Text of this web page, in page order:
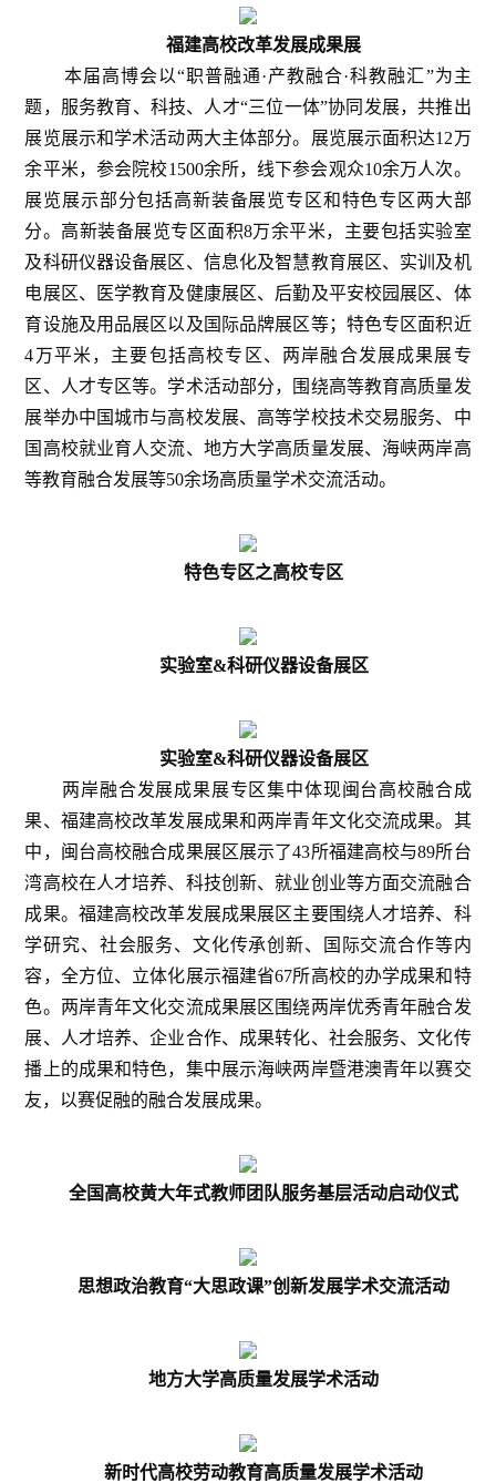
福建高校改革发展成果展
本届高博会以“职普融通·产教融合·科教融汇”为主
题，服务教育、科技、人才“三位一体”协同发展，共推出
展览展示和学术活动两大主体部分。展览展示面积达12万
余平米，参会院校1500余所，线下参会观众10余万人次。
展览展示部分包括高新装备展览专区和特色专区两大部
分。高新装备展览专区面积8万余平米，主要包括实验室
及科研仪器设备展区、信息化及智慧教育展区、实训及机
电展区、医学教育及健康展区、后勤及平安校园展区、体
育设施及用品展区以及国际品牌展区等；特色专区面积近
4万平米，主要包括高校专区、两岸融合发展成果展专
区、人才专区等。学术活动部分，围绕高等教育高质量发
展举办中国城市与高校发展、高等学校技术交易服务、中
国高校就业育人交流、地方大学高质量发展、海峡两岸高
等教育融合发展等50余场高质量学术交流活动。
特色专区之高校专区
实验室&科研仪器设备展区
实验室&科研仪器设备展区
两岸融合发展成果展专区集中体现闽台高校融合成
果、福建高校改革发展成果和两岸青年文化交流成果。其
中，闽台高校融合成果展区展示了43所福建高校与89所台
湾高校在人才培养、科技创新、就业创业等方面交流融合
成果。福建高校改革发展成果展区主要围绕人才培养、科
学研究、社会服务、文化传承创新、国际交流合作等内
容，全方位、立体化展示福建省67所高校的办学成果和特
色。两岸青年文化交流成果展区围绕两岸优秀青年融合发
展、人才培养、企业合作、成果转化、社会服务、文化传
播上的成果和特色，集中展示海峡两岸暨港澳⻘年以赛交
友，以赛促融的融合发展成果。
全国高校黄大年式教师团队服务基层活动启动仪式
思想政治教育“大思政课”创新发展学术交流活动
地方大学高质量发展学术活动
新时代高校劳动教育高质量发展学术活动